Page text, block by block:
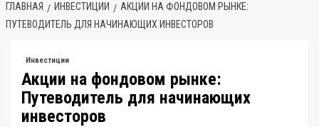
ГЛАВНАЯ ИНВЕСТИЦИИ
АКЦИИ НА ФОНДОВОМ РЫНКЕ:
ПУТЕВОДИТЕЛЬ ДЛЯ НАЧИНАЮЩИХ ИНВЕСТОРОВ
Инвестиции
Акции на фондовом рынке:
Путеводитель для начинающих
инвесторов